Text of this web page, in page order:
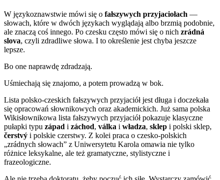
W językoznawstwie mówi się o fałszywych przyjaciołach —
słowach, które w dwóch językach wyglądają albo brzmią podobnie,
ale znaczą coś innego. Po czesku często mówi się o nich zrádná
slova, czyli zdradliwe słowa. I to określenie jest chyba jeszcze
lepsze.
Bo one naprawdę zdradzają.
Uśmiechają się znajomo, a potem prowadzą w bok.
Lista polsko-czeskich fałszywych przyjaciół jest długa i doczekała
się opracowań słownikowych oraz akademickich. Już sama polska
Wikisłownikowa lista fałszywych przyjaciół pokazuje klasyczne
pułapki typu západ i záchod, válka i władza, sklep i polski sklep,
čerstvý i polskie czerstwy. Z kolei praca o czesko-polskich
„zrádnych słowach” z Uniwersytetu Karola omawia nie tylko
różnice leksykalne, ale też gramatyczne, stylistyczne i
frazeologiczne.